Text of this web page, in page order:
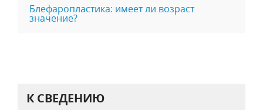
Блефаропластика: имеет ли возраст
значение?
К СВЕДЕНИЮ